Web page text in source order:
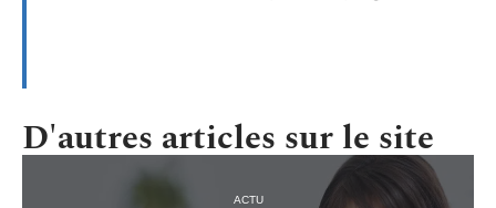
D'autres articles sur le site
ACTU